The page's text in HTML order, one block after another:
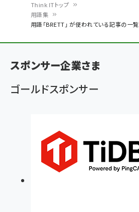
ン
く
ず
Think ITトップ
用語集
用語「BRETT」 が使われている記事の一覧
スポンサー企業さま
ゴールドスポンサー